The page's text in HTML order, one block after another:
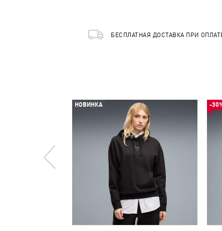
БЕСПЛАТНАЯ ДОСТАВКА ПРИ
НОВИНКА -